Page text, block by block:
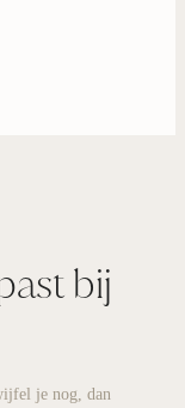
bij
je nog, dan